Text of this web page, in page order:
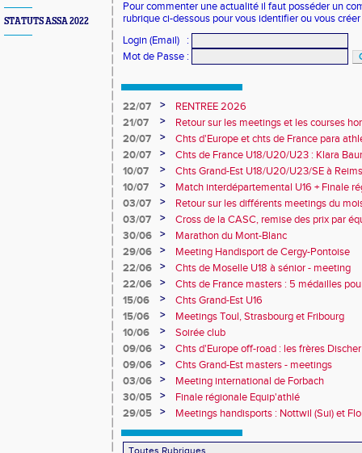
STATUTS ASSA 2022
Pour commenter une actualité il faut posséder un
rubrique ci-dessous pour vous identifier ou vous
Login (Email)
:
Mot de Passe :
22/07 >
RENTREE 2026
21/07
>
Retour sur les meetings et les courses
20/07
>
Chts d'Europe et chts de France para
champion d'Europe et multiples
20/07 >
Chts de France U18/U20/U23 : Klara
10e
10/07 >
Chts Grand-Est U18/U20/U23/SE à
10/07
>
Match interdépartemental U16 + Finale
Obernai
03/07 >
Retour sur les différents meetings du
03/07
>
Cross de la CASC, remise des prix par
collèges
30/06 >
Marathon du Mont-Blanc
29/06
>
Meeting Handisport de Cergy-Pontoise
22/06
>
Chts de Moselle U18 à sénior - meeting
22/06
>
Chts de France masters : 5 médailles
15/06
>
Chts Grand-Est U16
15/06
>
Meetings Toul, Strasbourg et Fribourg
10/06
>
Soirée club
09/06
>
Chts d'Europe off-road : les frères
09/06
>
Chts Grand-Est masters - meetings
03/06
>
Meeting international de Forbach
30/05
>
Finale régionale Equip'athlé
29/05
> Meetings handisports : Nottwil (Sui) et